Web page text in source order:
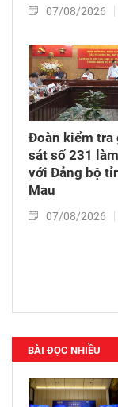
07/08/2026
Đoàn kiểm tra
sát số 231
với Đảng bộ
Mau
07/08/2026
BÀI ĐỌC NHIỀU